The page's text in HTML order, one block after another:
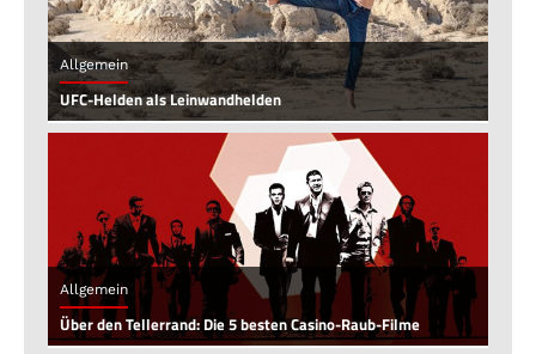
Allgemein
UFC-Helden als Leinwandhelden
Allgemein
Über den Tellerrand: Die 5 besten Casino-Raub-Filme